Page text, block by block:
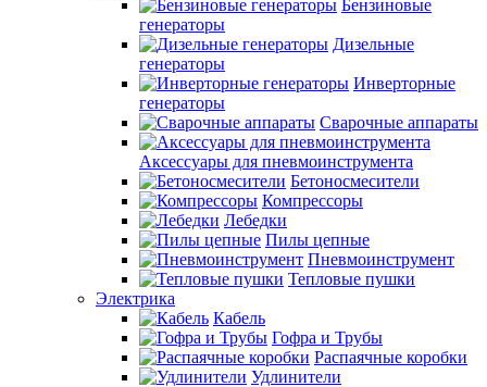
Бензиновые
генераторы
Дизельные
генераторы
Инверторные
генераторы
Сварочные аппараты
Аксессуары для пневмоинструмента
Бетоносмесители
Компрессоры
Лебедки
Пилы цепные
Пневмоинструмент
Тепловые пушки
Электрика
Кабель
Гофра и Трубы
Распаячные коробки
Удлинители